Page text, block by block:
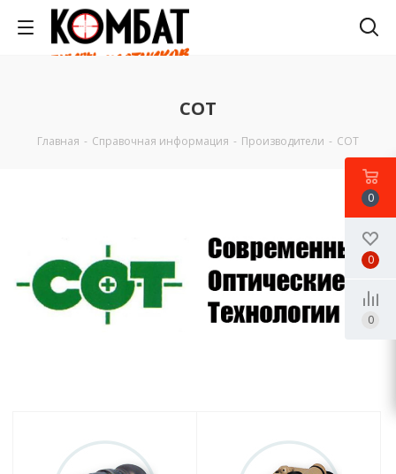
СОТ
Главная - Справочная информация - Производители - СОТ
0
0
0